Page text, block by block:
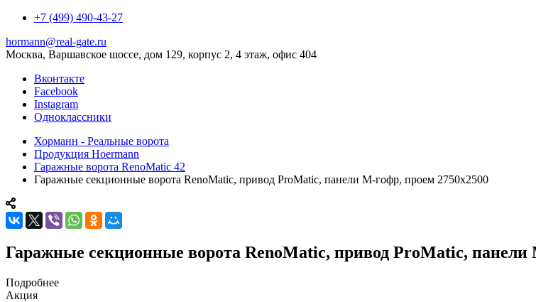
+7 (499) 490-43-27
hormann@real-gate.ru
Москва, Варшавское шоссе, дом 129, корпус 2, 4 этаж, офис 404
Вконтакте
Facebook
Instagram
Одноклассники
Хорманн - Реальные ворота
Продукция Hoermann
Гаражные ворота RenoMatic 42
Гаражные секционные ворота RenoMatic, привод ProMatic, панели М-гофр, проем 2750x2500
Гаражные секционные ворота RenoMatic, привод ProMatic, панели
Подробнее
Акция